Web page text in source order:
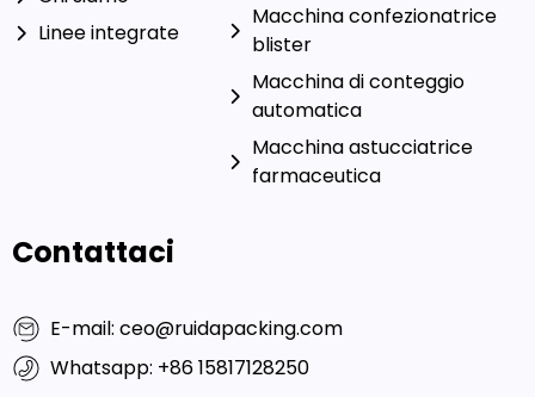
Linee integrate
Macchina confezionatrice
Macchina di conteggio
Macchina astucciatrice
Contattaci
E-mail: ceo@ruidapacking.com
Whatsapp: +86 15817128250